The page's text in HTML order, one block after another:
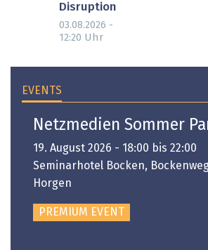
Disruption
03.08.2026 -
12:20 Uhr
EVENTS
Netzmedien Sommer
19. August 2026 - 18:00 bis 22:00
Seminarhotel Bocken,
Horgen
PREMIUM EVENT